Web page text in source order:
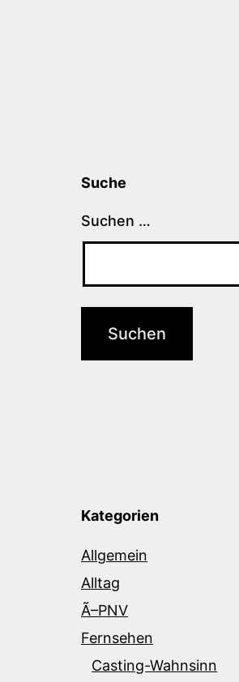
Suche
Suchen …
Kategorien
Allgemein
Alltag
Ã–PNV
Fernsehen
Casting-Wahnsinn